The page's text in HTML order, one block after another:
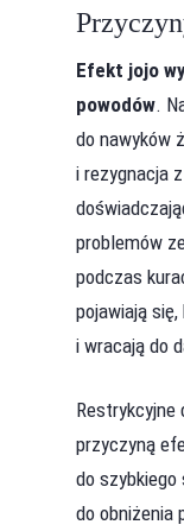
Efekt jojo
powodów.
do nawyków
i rezygnacja
problemów
podczas
pojawiają
i wracają do
Restrykcyjne
przyczyną
do szybkiego
do obniżenia